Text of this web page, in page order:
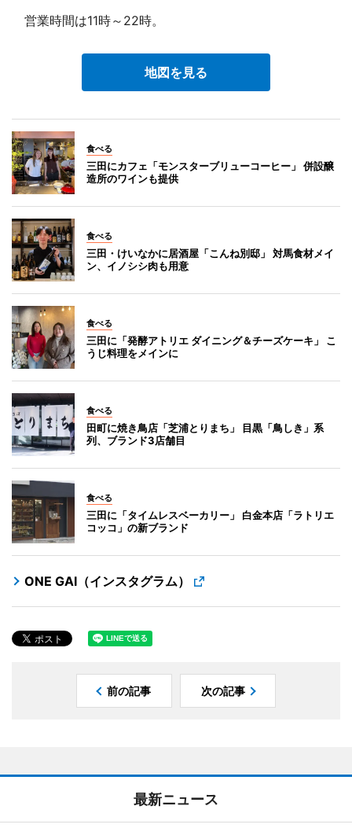
営業時間は11時～22時。
地図を見る
食べる
三田にカフェ「モンスターブリューコーヒー」 併設醸
造所のワインも提供
食べる
三田・けいなかに居酒屋「こんね別邸」 対馬食材メイ
ン、イノシシ肉も用意
食べる
三田に「発酵アトリエ ダイニング＆チーズケーキ」 こ
うじ料理をメインに
食べる
田町に焼き鳥店「芝浦とりまち」 目黒「鳥しき」系
列、ブランド3店舗目
食べる
三田に「タイムレスベーカリー」 白金本店「ラトリエ
コッコ」の新ブランド
ONE GAI（インスタグラム）
前の記事 次の記事
最新ニュース